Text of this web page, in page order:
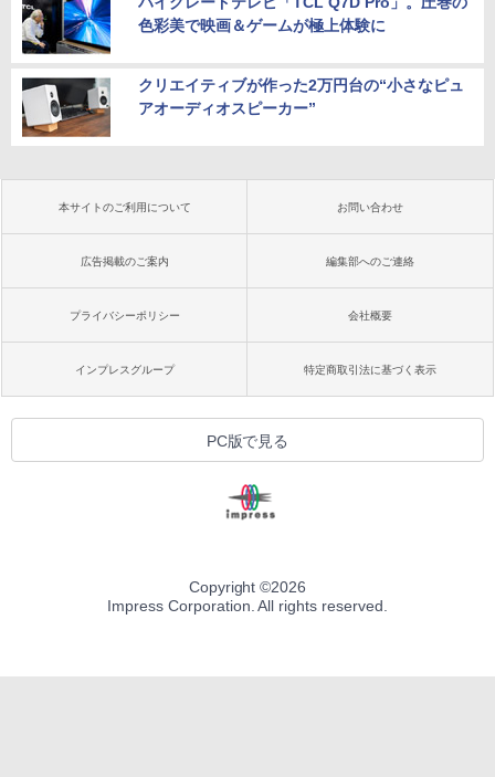
色彩美で映画＆ゲームが極上体験に
クリエイティブが作った2万円台の“小さなピュ
アオーディオスピーカー”
本サイトのご利用について お問い合わせ
広告掲載のご案内 編集部へのご連絡
プライバシーポリシー 会社概要
インプレスグループ 特定商取引法に基づく表示
PC版で見る
Copyright ©2026
Impress Corporation. All rights reserved.